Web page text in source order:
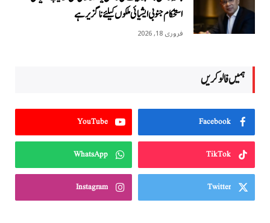
استحکام جنوبی ایشیائی ملکوں کیلئے ناگزیر ہے
فروری 18, 2026
ہمیں فالو کریں
Facebook
YouTube
TikTok
WhatsApp
Twitter
Instagram